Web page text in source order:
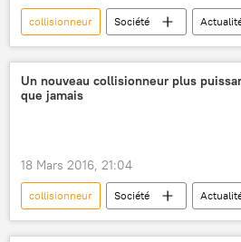
collisionneur Société
Russie
Doubna
Institut de recherches nucléaires de Doubna
Collisionneur NICA
Un nouveau collisionneur plus
que jamais
18 Mars 2016, 21:04
collisionneur Société
International
Russie